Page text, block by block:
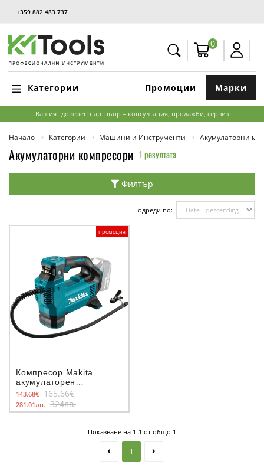
+359 882 483 737
0
Категории Марки
Промоции
Вашият доверен партньор – консултация, продажби, сервиз
Начало Категории Машини и Инструменти Акумулаторни
Акумулаторни компресори 1 резултата
Филтър
Подреди по:
промоция
Компресор Makita
акумулаторен
безмаслен 18 V, 11.1
bar
143.68€ 165.66€
281.01лв. 324лв.
Показване на 1-1 от общо 1
1